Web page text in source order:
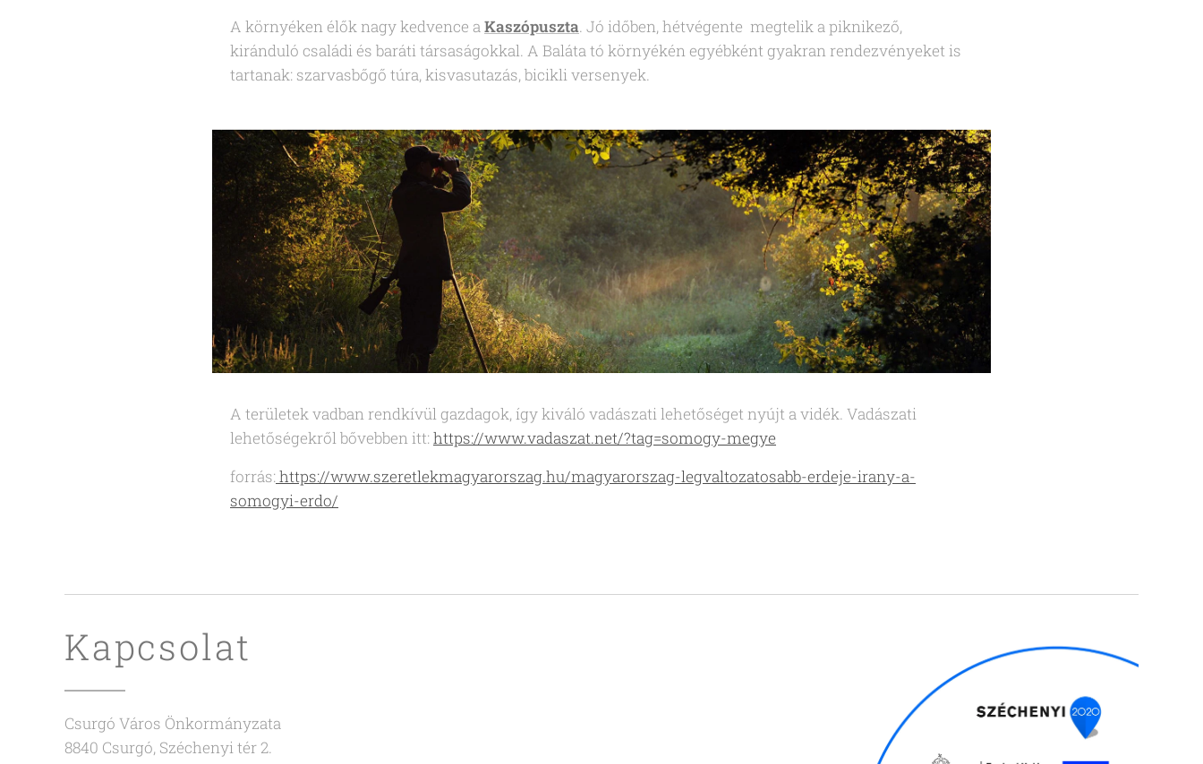
A környéken élők nagy kedvence aKaszópuszta. Jó időben, hétvégente megtelik a piknikező,
kiránduló családi és baráti társaságokkal. A Baláta tó környékén egyébként gyakran rendezvényeket is
tartanak: szarvasbőgő túra, kisvasutazás, bicikli versenyek.
A területek vadban rendkívül gazdagok, így kiváló vadászati lehetőséget nyújt a vidék. Vadászati
lehetőségekről bővebben itt:https://www.vadaszat.net/?tag=somogy-megye
forrás:https://www.szeretlekmagyarorszag.hu/magyarorszag-legvaltozatosabb-erdeje-irany-a-
somogyi-erdo/
Kapcsolat
Csurgó Város Önkormányzata
8840 Csurgó, Széchenyi tér 2.